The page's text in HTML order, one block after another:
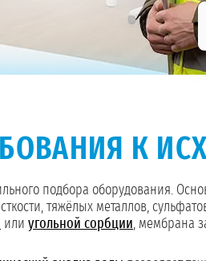
К
подбора оборудования.
тяжёлых металлов,
или угольной сорбции, мембрана